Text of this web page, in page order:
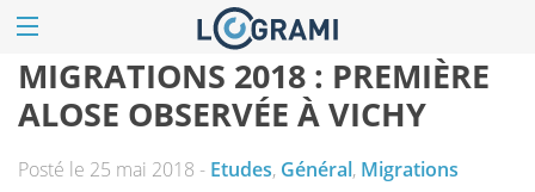
MIGRATIONS 2018 : PREMIÈRE
ALOSE OBSERVÉE À VICHY
Posté le 25 mai 2018 - Etudes, Général, Migrations